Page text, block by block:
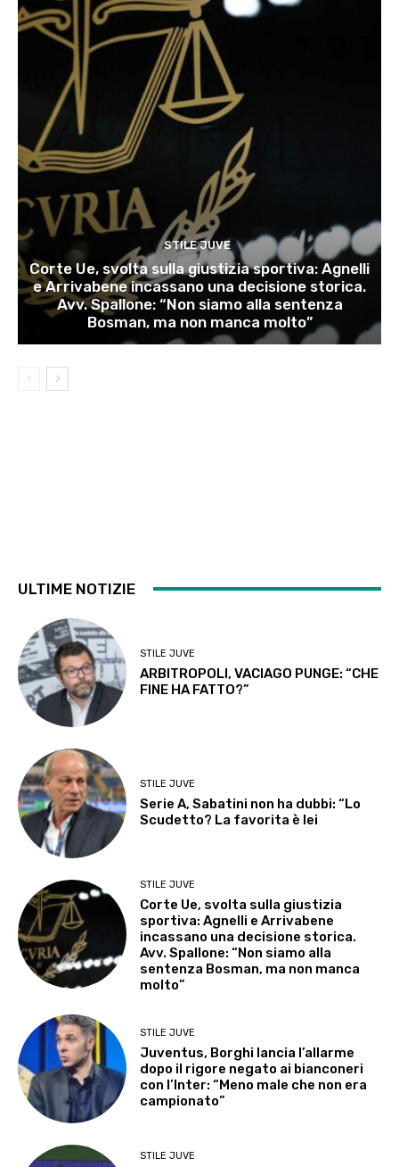
STILE JUVE
Corte Ue, svolta sulla giustizia sportiva: Agnelli
e Arrivabene incassano una decisione storica.
Avv. Spallone: “Non siamo alla sentenza
Bosman, ma non manca molto”
ULTIME NOTIZIE
STILE JUVE
ARBITROPOLI, VACIAGO PUNGE: “CHE
FINE HA FATTO?”
STILE JUVE
Serie A, Sabatini non ha dubbi: “Lo
Scudetto? La favorita è lei
STILE JUVE
Corte Ue, svolta sulla giustizia
sportiva: Agnelli e Arrivabene
incassano una decisione storica.
Avv. Spallone: “Non siamo alla
sentenza Bosman, ma non manca
molto”
STILE JUVE
Juventus, Borghi lancia l’allarme
dopo il rigore negato ai bianconeri
con l’Inter: “Meno male che non era
campionato”
STILE JUVE